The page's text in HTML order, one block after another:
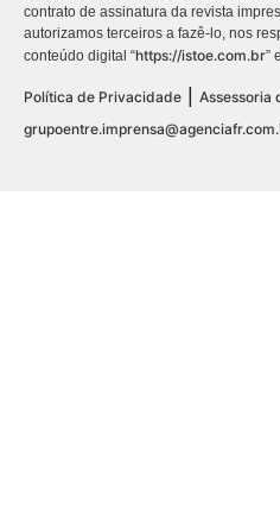
contrato de assinatura da revista
autorizamos terceiros a fazê-lo, nos
conteúdo digital “https://istoe.com.br”
Política de Privacidade
Assessoria